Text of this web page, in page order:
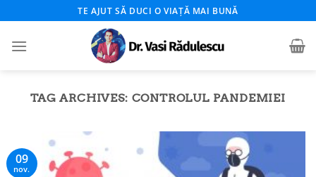
to
content
TE AJUT SĂ DUCI O VIAȚĂ MAI BUNĂ
TAG ARCHIVES: CONTROLUL PANDEMIEI
09
nov.